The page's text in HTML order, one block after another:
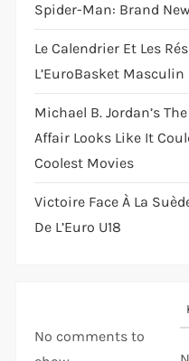
Spider-Man: Brand
Le Calendrier Et Les
L’EuroBasket Masculin
Michael B. Jordan’s
Affair Looks Like It
Coolest Movies
Victoire Face À La
De L’Euro U18
No comments to